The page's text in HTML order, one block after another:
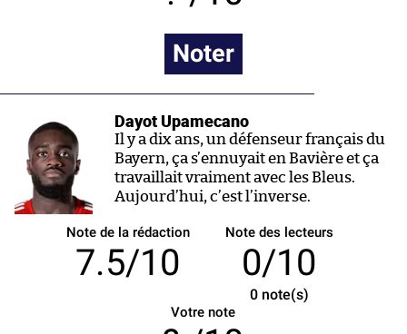
Noter
Dayot Upamecano
Il y a dix ans, un défenseur français du
Bayern, ça s’ennuyait en Bavière et ça
travaillait vraiment avec les Bleus.
Aujourd’hui, c’est l’inverse.
Note de la rédaction
7.5/10
Note des lecteurs
0/10
0note(s)
Votre note